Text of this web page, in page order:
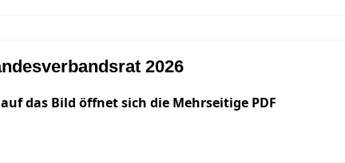
2026
das Bild öffnet sich die Mehrseitige PDF